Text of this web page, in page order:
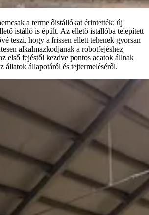
a termelőistállókat érintették: új
istálló is épült. Az ellető istállóba telepített
teszi, hogy a frissen ellett tehenek gyorsan
alkalmazkodjanak a robotfejéshez,
első fejéstől kezdve pontos adatok állnak
állatok állapotáról és tejtermeléséről.